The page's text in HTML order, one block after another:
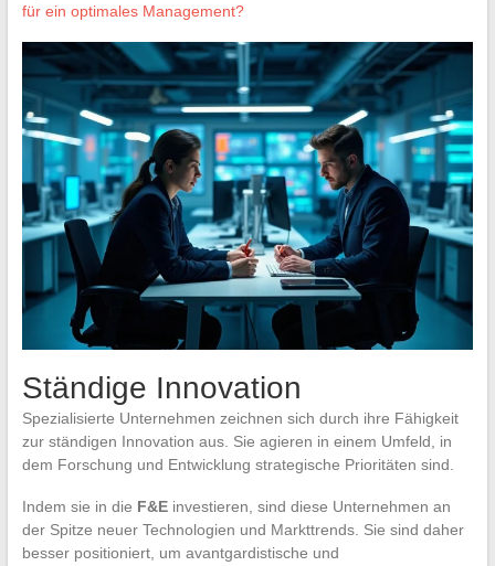
für ein optimales Management?
Ständige Innovation
Spezialisierte Unternehmen zeichnen sich durch ihre Fähigkeit
zur ständigen Innovation aus. Sie agieren in einem Umfeld, in
dem Forschung und Entwicklung strategische Prioritäten sind.
Indem sie in die F&Einvestieren, sind diese Unternehmen an
der Spitze neuer Technologien und Markttrends. Sie sind daher
besser positioniert, um avantgardistische und